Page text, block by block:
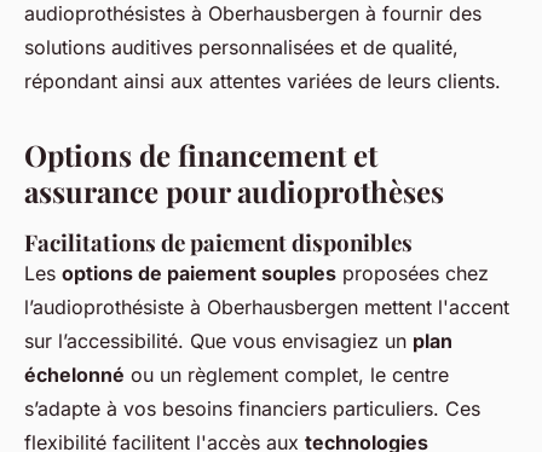
audioprothésistes à Oberhausbergen à fournir des
solutions auditives personnalisées et de qualité,
répondant ainsi aux attentes variées de leurs clients.
Options de financement et
assurance pour audioprothèses
Facilitations de paiement disponibles
Les options de paiement souples proposées chez
l’audioprothésiste à Oberhausbergen mettent l'accent
sur l’accessibilité. Que vous envisagiez un plan
échelonné ou un règlement complet, le centre
s’adapte à vos besoins financiers particuliers. Ces
flexibilité facilitent l'accès aux technologies